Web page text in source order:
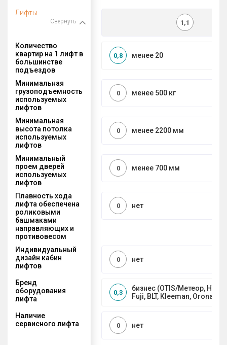
Лифты
Свернуть 1,1
Количество
квартир на 1 лифт в
большинстве
подъездов
менее 20
0,8
Минимальная
грузоподъемность
используемых
лифтов
менее 500 кг
0
Минимальная
высота потолка
используемых
лифтов
менее 2200 мм
0
Минимальный
проем дверей
используемых
лифтов
менее 700 мм
0
Плавность хода
лифта обеспечена
роликовыми
башмаками
направляющих и
противовесом
нет
0
Индивидуальный
дизайн кабин
лифтов
нет
0
Бренд
оборудования
лифта
бизнес (OTIS/Метеор,
Fuji, BLT, Kleeman, Orona)
0,3
Наличие
сервисного лифта
нет
0